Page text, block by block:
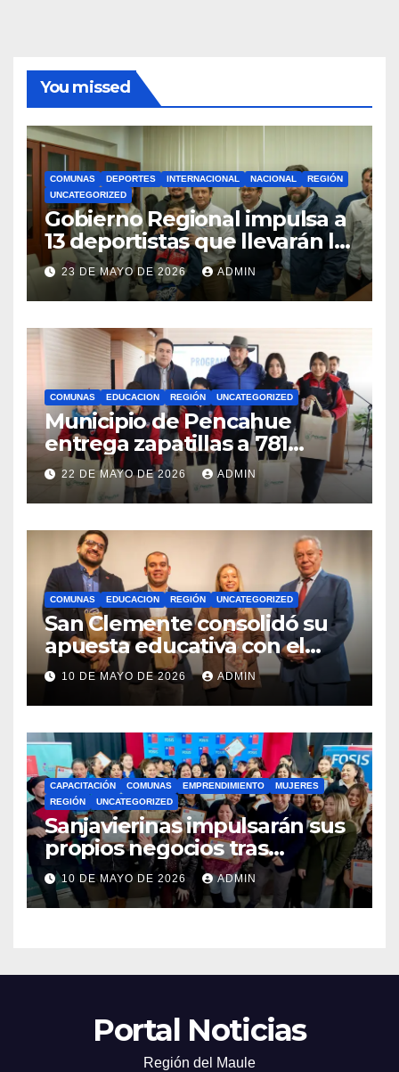
You missed
COMUNAS DEPORTES INTERNACIONAL NACIONAL
REGIÓN
UNCATEGORIZED
Gobierno Regional impulsa a
13 deportistas que llevarán la
bandera maulina a
competencias
internacionales
23 DE MAYO DE 2026 ADMIN
COMUNAS EDUCACION REGIÓN UNCATEGORIZED
Municipio de Pencahue
entrega zapatillas a 781
estudiantes con recursos del
Royalty Minero
22 DE MAYO DE 2026 ADMIN
COMUNAS EDUCACION REGIÓN UNCATEGORIZED
San Clemente consolidó su
apuesta educativa con el
lanzamiento del
Preuniversitario Brotes 2026
10 DE MAYO DE 2026 ADMIN
CAPACITACIÓN COMUNAS EMPRENDIMIENTO
MUJERES
REGIÓN
UNCATEGORIZED
Sanjavierinas impulsarán sus
propios negocios tras
capacitarse junto al FOSIS
10 DE MAYO DE 2026 ADMIN
Portal Noticias
Región del Maule